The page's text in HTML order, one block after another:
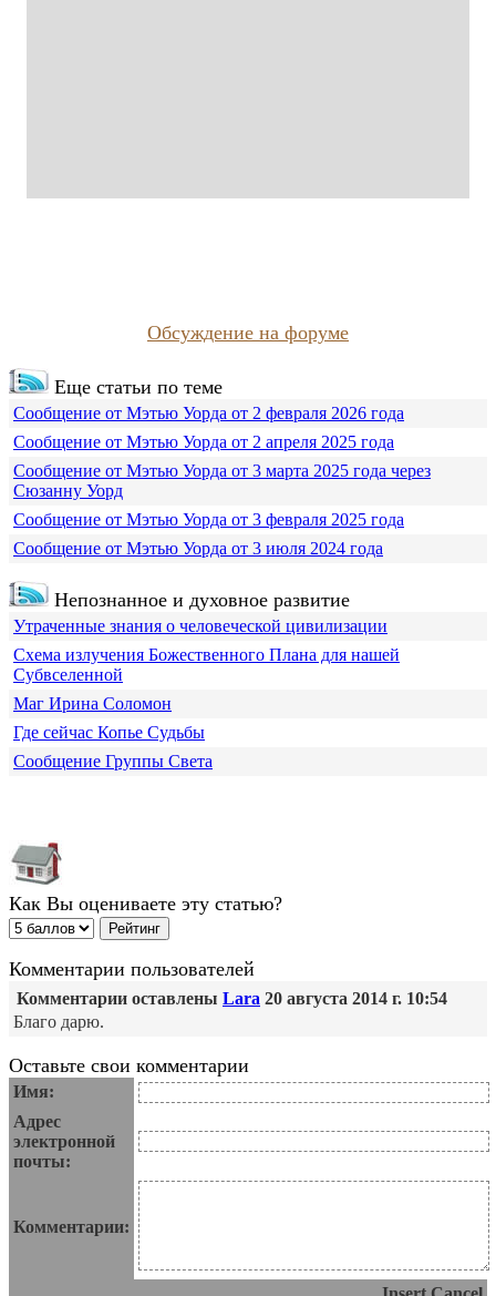
Обсуждение на форуме
Еще статьи по теме
Сообщение от Мэтью Уорда от 2 февраля 2026 года
Сообщение от Мэтью Уорда от 2 апреля 2025 года
Сообщение от Мэтью Уорда от 3 марта 2025 года через
Сюзанну Уорд
Сообщение от Мэтью Уорда от 3 февраля 2025 года
Сообщение от Мэтью Уорда от 3 июля 2024 года
Непознанное и духовное развитие
Утраченные знания о человеческой цивилизации
Схема излучения Божественного Плана для нашей
Субвселенной
Маг Ирина Соломон
Где сейчас Копье Судьбы
Сообщение Группы Света
Как Вы оцениваете эту статью?
Комментарии пользователей
Комментарии оставлены Lara 20 августа 2014 г. 10:54
Благо дарю.
Оставьте свои комментарии
Имя:
Адрес
электронной
почты:
Комментарии: